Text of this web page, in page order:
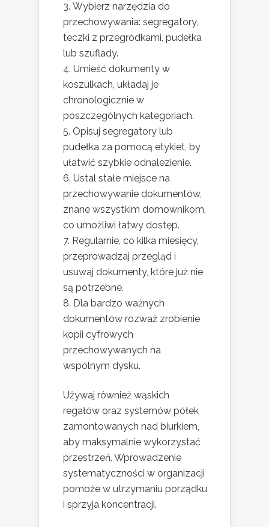
Wybierz narzędzia do
przechowywania: segregatory,
teczki z przegródkami, pudełka
lub szuflady.
Umieść dokumenty w
koszulkach, układaj je
chronologicznie w
poszczególnych kategoriach.
Opisuj segregatory lub
pudełka za pomocą etykiet, by
ułatwić szybkie odnalezienie.
Ustal stałe miejsce na
przechowywanie dokumentów,
znane wszystkim domownikom,
co umożliwi łatwy dostęp.
Regularnie, co kilka miesięcy,
przeprowadzaj przegląd i
usuwaj dokumenty, które już nie
są potrzebne.
Dla bardzo ważnych
dokumentów rozważ zrobienie
kopii cyfrowych
przechowywanych na
wspólnym dysku.
Używaj również wąskich
regałów oraz systemów półek
zamontowanych nad biurkiem,
aby maksymalnie wykorzystać
przestrzeń. Wprowadzenie
systematyczności w organizacji
pomoże w utrzymaniu porządku
i sprzyja koncentracji.